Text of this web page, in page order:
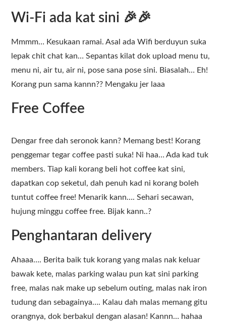
Wi-Fi ada kat sini 🎉🎉
Mmmm… Kesukaan ramai. Asal ada Wifi berduyun suka
lepak chit chat kan… Sepantas kilat dok upload menu tu,
menu ni, air tu, air ni, pose sana pose sini. Biasalah… Eh!
Korang pun sama kannn?? Mengaku jer laaa
Free Coffee
Dengar free dah seronok kann? Memang best! Korang
penggemar tegar coffee pasti suka! Ni haa… Ada kad tuk
members. Tiap kali korang beli hot coffee kat sini,
dapatkan cop seketul, dah penuh kad ni korang boleh
tuntut coffee free! Menarik kann…. Sehari secawan,
hujung minggu coffee free. Bijak kann..?
Penghantaran delivery
Ahaaa…. Berita baik tuk korang yang malas nak keluar
bawak kete, malas parking walau pun kat sini parking
free, malas nak make up sebelum outing, malas nak iron
tudung dan sebagainya…. Kalau dah malas memang gitu
orangnya, dok berbakul dengan alasan! Kannn… hahaa